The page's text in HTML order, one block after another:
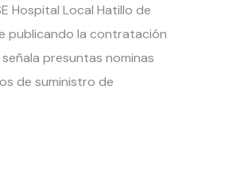
Hospital Local Hatillo de
publicando la contratación
presuntas nominas
de suministro de